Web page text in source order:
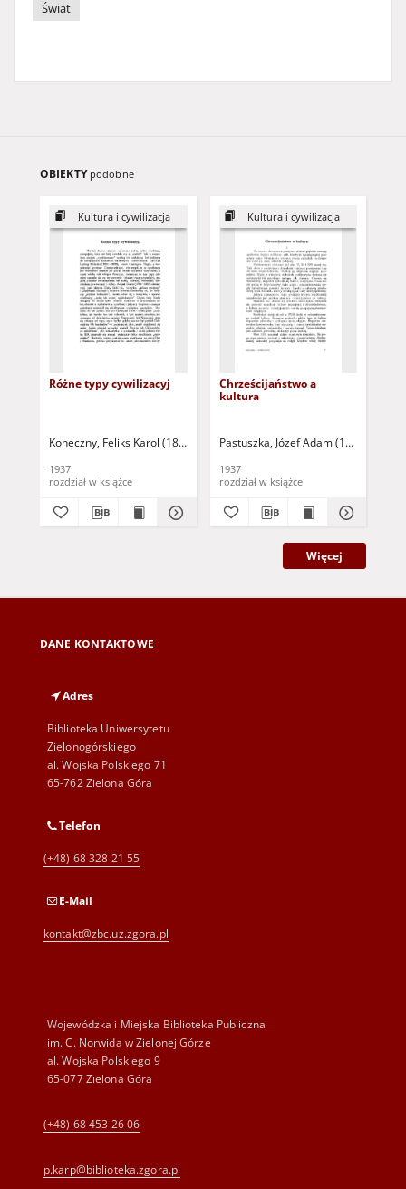
Świat
OBIEKTY podobne
Kultura i cywilizacja
Różne typy cywilizacyj
Koneczny, Feliks Karol (1862-1949)
1937
rozdział w książce
Kultura i cywilizacja
Chrześcijaństwo a
kultura
Pastuszka, Józef Adam (1897-1989)
1937
rozdział w książce
Więcej
DANE KONTAKTOWE
Adres
Biblioteka Uniwersytetu
Zielonogórskiego
al. Wojska Polskiego 71
65-762 Zielona Góra
Telefon
(+48) 68 328 21 55
E-Mail
kontakt@zbc.uz.zgora.pl
Wojewódzka i Miejska Biblioteka Publiczna
im. C. Norwida w Zielonej Górze
al. Wojska Polskiego 9
65-077 Zielona Góra
(+48) 68 453 26 06
p.karp@biblioteka.zgora.pl